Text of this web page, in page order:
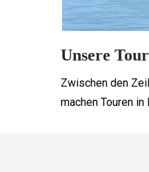
Unsere
Zwischen den
machen Touren in